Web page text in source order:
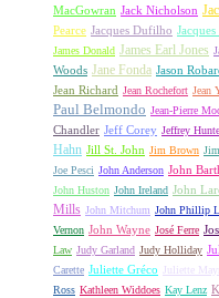
MacGowran Jack Nicholson
Pearce Jacques Dufilho
James Donald James Earl Jones
Woods Jane Fonda Jason
Jean Richard Jean Rochefort Jean
Paul Belmondo Jean-Pierre
Chandler Jeff Corey Jeffrey
Hahn Jill St. John Jim Brown
Joe Pesci John Anderson John
John Huston John Ireland John
Mills John Mitchum John Phillip
Vernon John Wayne José Ferre
Law Judy Garland Judy Holliday
Carette Juliette Gréco Juliette
Ross Kathleen Widdoes Kay Lenz